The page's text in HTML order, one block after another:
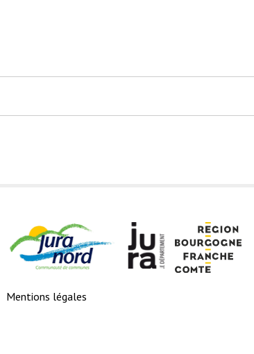
Mentions légales